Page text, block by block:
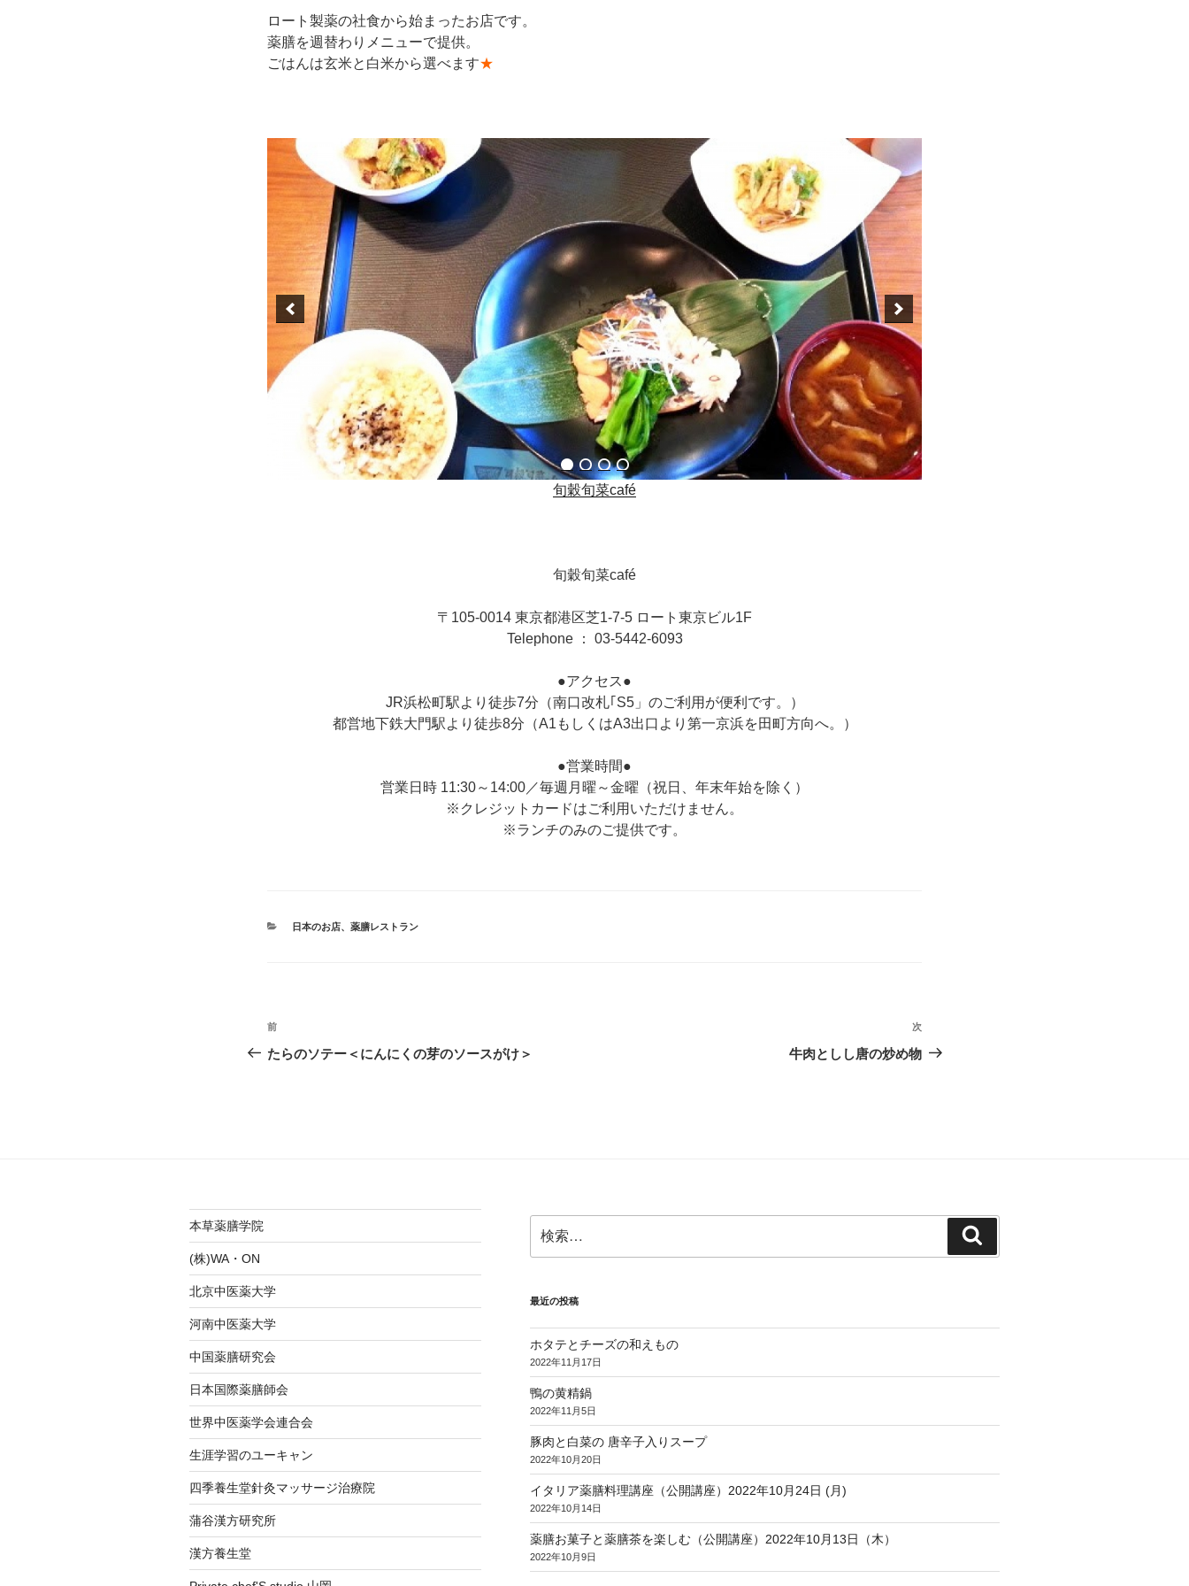
ロート製薬の社食から始まったお店です。
薬膳を週替わりメニューで提供。
ごはんは玄米と白米から選べます★
旬穀旬菜café
旬穀旬菜café
〒105-0014 東京都港区芝1-7-5 ロート東京ビル1F
Telephone ： 03-5442-6093
●アクセス●
JR浜松町駅より徒歩7分（南口改札｢S5」のご利用が便利です。）
都営地下鉄大門駅より徒歩8分（A1もしくはA3出口より第一京浜を田町方向へ。）
●営業時間●
営業日時 11:30～14:00／毎週月曜～金曜（祝日、年末年始を除く）
※クレジットカードはご利用いただけません。
※ランチのみのご提供です。
カ
日本のお店、 薬膳レストラン
投
稿
シ
ョ
ン
前
の
前
たらのソテー＜にんにくの芽のソースがけ＞
次
の
次
牛肉としし唐の炒め物
本草薬膳学院
(株)WA・ON
北京中医薬大学
河南中医薬大学
中国薬膳研究会
日本国際薬膳師会
世界中医薬学会連合会
生涯学習のユーキャン
四季養生堂針灸マッサージ治療院
蒲谷漢方研究所
漢方養生堂
索:
索
最近の投稿
ホタテとチーズの和えもの
2022年11月17日
鴨の黄精鍋
2022年11月5日
豚肉と白菜の 唐辛子入りスープ
2022年10月20日
イタリア薬膳料理講座（公開講座）2022年10月24日 (月)
2022年10月14日
薬膳お菓子と薬膳茶を楽しむ（公開講座）2022年10月13日（木）
2022年10月9日